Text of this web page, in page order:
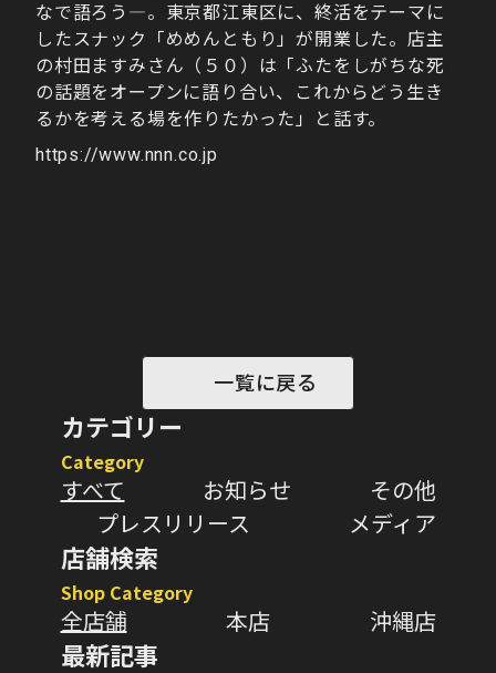
なで語ろう―。東京都江東区に、終活をテーマに
したスナック「めめんともり」が開業した。店主
の村田ますみさん（５０）は「ふたをしがちな死
の話題をオープンに語り合い、これからどう生き
るかを考える場を作りたかった」と話す。
https://www.nnn.co.jp
一覧に戻る
カテゴリー
Category
すべて
お知らせ
その他
プレスリリース
メディア
店舗検索
Shop Category
全店舗
本店 沖縄店
最新記事